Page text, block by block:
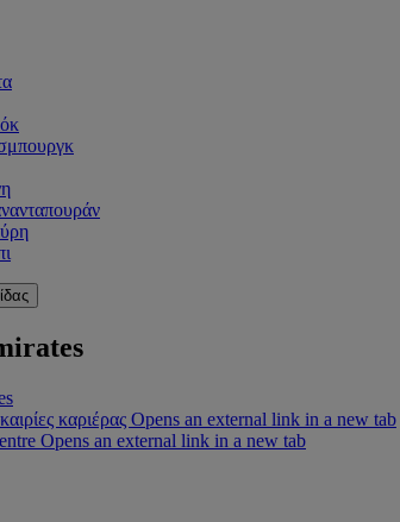
καριέρας Opens an external link in a new tab
Opens an external link in a new tab